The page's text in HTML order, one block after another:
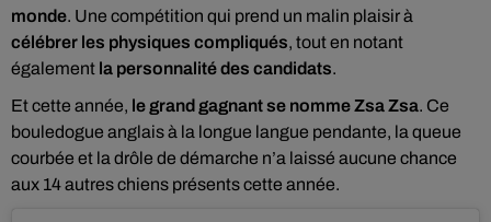
monde. Une compétition qui prend un malin plaisir à
célébrer les physiques compliqués, tout en notant
également la personnalité des candidats.
Et cette année, le grand gagnant se nomme Zsa Zsa. Ce
bouledogue anglais à la longue langue pendante, la queue
courbée et la drôle de démarche n’a laissé aucune chance
aux 14 autres chiens présents cette année.